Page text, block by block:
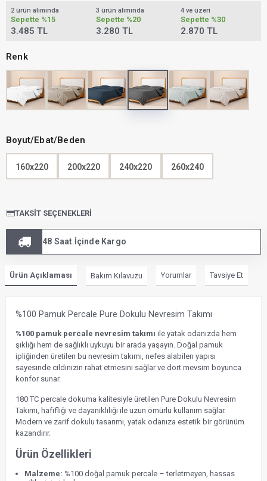
2 ürün alımında
Sepette %15
3.485 TL
3 ürün alımında
Sepette %20
3.280 TL
4 ve üzeri
Sepette %30
2.870 TL
Renk
Boyut/Ebat/Beden
160x220 200x220 240x220 260x240
TAKSIT SEÇENEKLERI
48 Saat İçinde Kargo
Ürün Açıklaması Bakım Kılavuzu Yorumlar Tavsiye Et
%100 Pamuk Percale Pure Dokulu Nevresim Takımı
%100 pamuk percale nevresim takımı ile yatak odanızda hem
şıklığı hem de sağlıklı uykuyu bir arada yaşayın. Doğal pamuk
ipliğinden üretilen bu nevresim takımı, nefes alabilen yapısı
sayesinde cildinizin rahat etmesini sağlar ve dört mevsim boyunca
konfor sunar.
180 TC percale dokuma kalitesiyle üretilen Pure Dokulu Nevresim
Takımı, hafifliği ve dayanıklılığı ile uzun ömürlü kullanım sağlar.
Modern ve zarif dokulu tasarımı, yatak odanıza estetik bir görünüm
kazandırır.
Ürün Özellikleri
Malzeme: %100 doğal pamuk percale – terletmeyen, hassas